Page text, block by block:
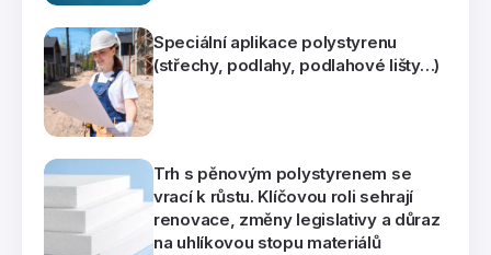
Speciální aplikace polystyrenu
(střechy, podlahy, podlahové lišty…)
Trh s pěnovým polystyrenem se
vrací k růstu. Klíčovou roli sehrají
renovace, změny legislativy a důraz
na uhlíkovou stopu materiálů